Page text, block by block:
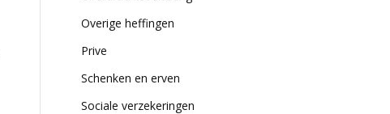
Overige heffingen
Prive
Schenken en erven
Sociale verzekeringen